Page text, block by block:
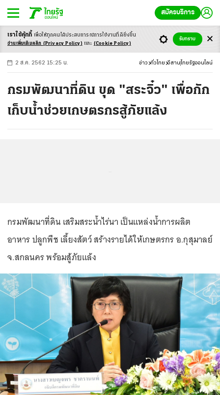
สมัครบริการ
-ก ก ก+
2 ส.ค. 2562 15:25 น. ข่าว ทั่วไทย อีสาน ไทยรัฐออนไลน์
กรมพัฒนาที่ดิน ขุด "สระจิ๋ว" เพื่อกัก
เก็บน้ำช่วยเกษตรกรสู้ภัยแล้ง
กรมพัฒนาที่ดิน เสริมสระน้ำไร่นา เป็นแหล่งน้ำการผลิต
อาหาร ปลูกพืช เลี้ยงสัตว์ สร้างรายได้ให้เกษตรกร อ.กุสุมาลย์
จ.สกลนคร พร้อมสู้ภัยแล้ง
เราใช้คุ้กกี้ เพื่อให้ทุกคนได้ประสบการณ์การใช้งานที่ดียิ่งขึ้น
อ่านเพิ่มเติมคลิก (Privacy Policy) และ (Cookie Policy)
รับทราบ